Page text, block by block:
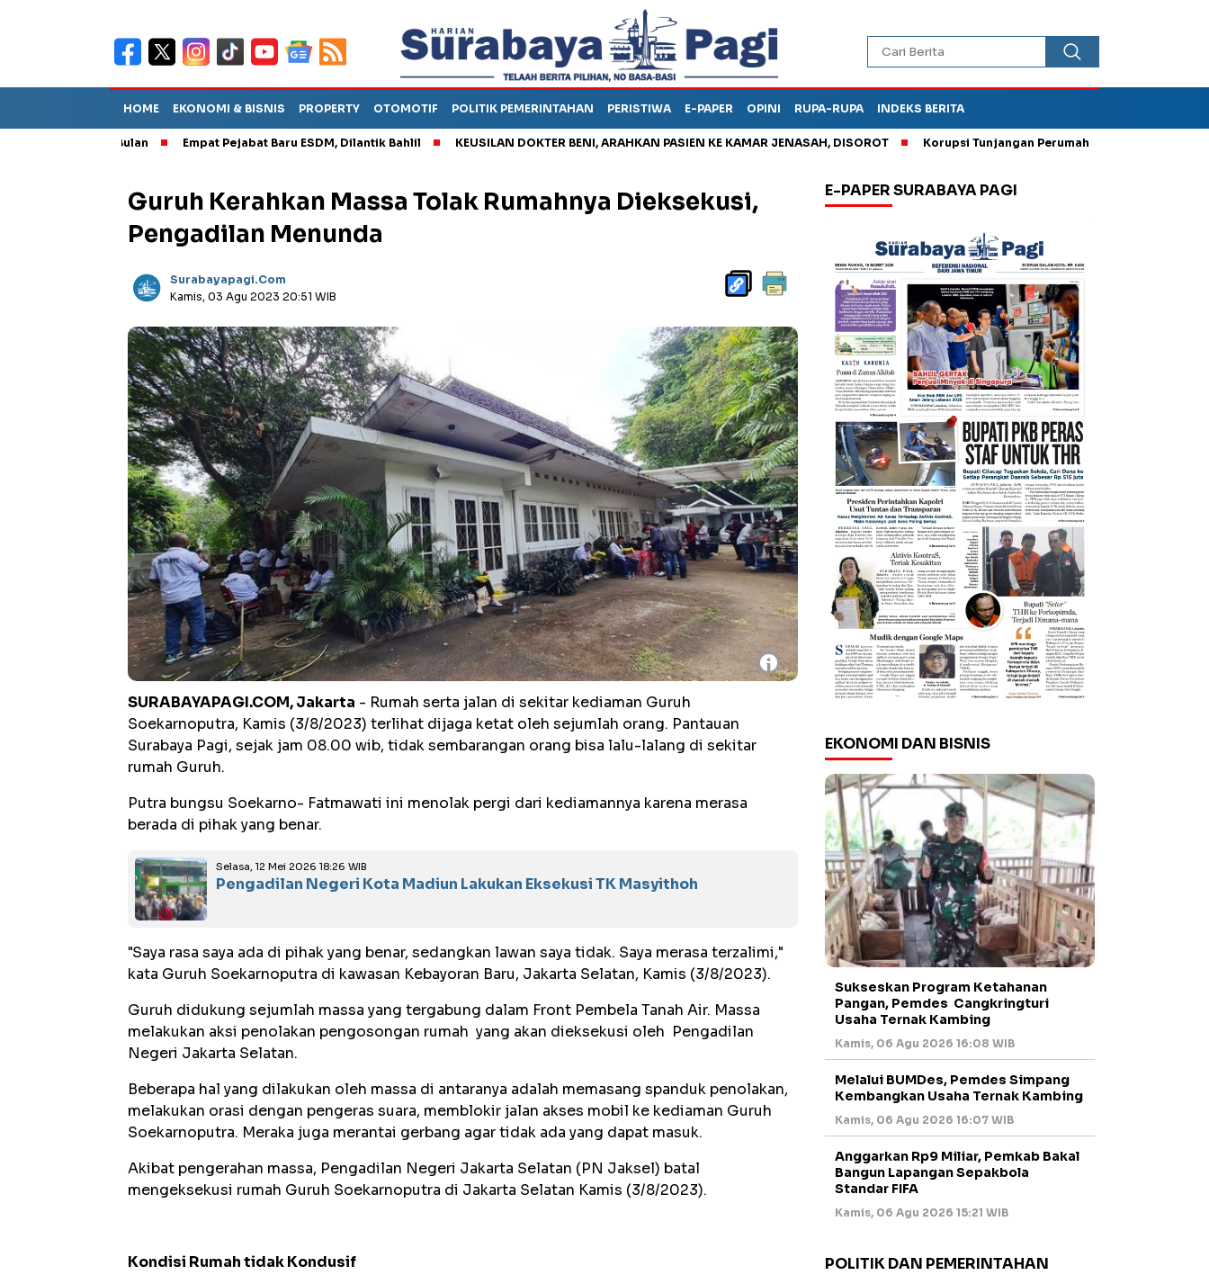
HOME EKONOMI & BISNIS PROPERTY OTOMOTIF POLITIK PEMERINTAHAN PERISTIWA E-PAPER OPINI RUPA-RUPA INDEKS BERITA
Empat Pejabat Baru ESDM, Dilantik Bahlil KEUSILAN DOKTER BENI, ARAHKAN PASIEN KE KAMAR JENASAH, DISOROT Korupsi Tunjangan Perumahan DPRD Ponorogo, Kejari
Guruh Kerahkan Massa Tolak Rumahnya Dieksekusi,
Pengadilan Menunda
Surabayapagi.com
Kamis, 03 Agu 2023 20:51 WIB
i
SURABAYAPAGI.COM, Jakarta - Rumah serta jalan di sekitar kediaman Guruh
Soekarnoputra, Kamis (3/8/2023) terlihat dijaga ketat oleh sejumlah orang. Pantauan
Surabaya Pagi, sejak jam 08.00 wib, tidak sembarangan orang bisa lalu-lalang di sekitar
rumah Guruh.
Putra bungsu Soekarno- Fatmawati ini menolak pergi dari kediamannya karena merasa
berada di pihak yang benar.
Selasa, 12 Mei 2026 18:26 WIB
Pengadilan Negeri Kota Madiun Lakukan Eksekusi TK Masyithoh
"Saya rasa saya ada di pihak yang benar, sedangkan lawan saya tidak. Saya merasa terzalimi,"
kata Guruh Soekarnoputra di kawasan Kebayoran Baru, Jakarta Selatan, Kamis (3/8/2023).
Guruh didukung sejumlah massa yang tergabung dalam Front Pembela Tanah Air. Massa
melakukan aksi penolakan pengosongan rumah yang akan dieksekusi oleh Pengadilan
Negeri Jakarta Selatan.
Beberapa hal yang dilakukan oleh massa di antaranya adalah memasang spanduk penolakan,
melakukan orasi dengan pengeras suara, memblokir jalan akses mobil ke kediaman Guruh
Soekarnoputra. Meraka juga merantai gerbang agar tidak ada yang dapat masuk.
Akibat pengerahan massa, Pengadilan Negeri Jakarta Selatan (PN Jaksel) batal
mengeksekusi rumah Guruh Soekarnoputra di Jakarta Selatan Kamis (3/8/2023).
Kondisi Rumah tidak Kondusif
E-PAPER SURABAYA PAGI
EKONOMI DAN BISNIS
Sukseskan Program Ketahanan
Pangan, Pemdes Cangkringturi
Usaha Ternak Kambing
Kamis, 06 Agu 2026 16:08 WIB
Melalui BUMDes, Pemdes Simpang
Kembangkan Usaha Ternak Kambing
Kamis, 06 Agu 2026 16:07 WIB
Anggarkan Rp9 Miliar, Pemkab Bakal
Bangun Lapangan Sepakbola
Standar FIFA
Kamis, 06 Agu 2026 15:21 WIB
POLITIK DAN PEMERINTAHAN